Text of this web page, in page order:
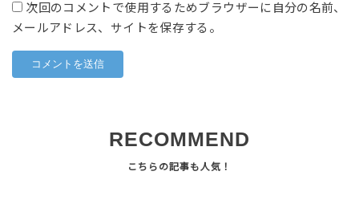
次回のコメントで使用するためブラウザーに自分の名前、
メールアドレス、サイトを保存する。
RECOMMEND